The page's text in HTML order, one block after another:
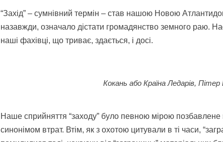
“Захід” – сумнівний термін – став нашою Новою
назавжди, означало дістати громадянство земного раю.
наші фахівці, що триває, здається, і досі.
Кокань або Країна Ледарів,
Наше сприйняття “заходу” було певною мірою позбавлене
синонімом втрат. Втім, як з охотою цитували в ті часи,